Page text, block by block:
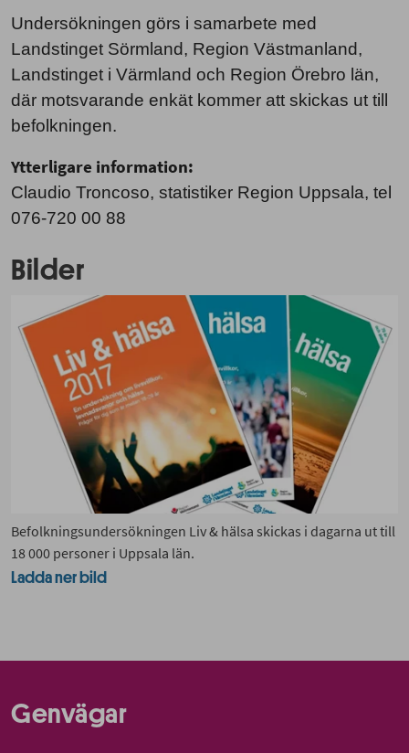
Undersökningen görs i samarbete med
Landstinget Sörmland, Region Västmanland,
Landstinget i Värmland och Region Örebro län,
där motsvarande enkät kommer att skickas ut till
befolkningen.
Ytterligare information:
Claudio Troncoso, statistiker Region Uppsala, tel
076-720 00 88
Bilder
Befolkningsundersökningen Liv & hälsa skickas i dagarna ut till
18 000 personer i Uppsala län.
Ladda ner bild
Genvägar